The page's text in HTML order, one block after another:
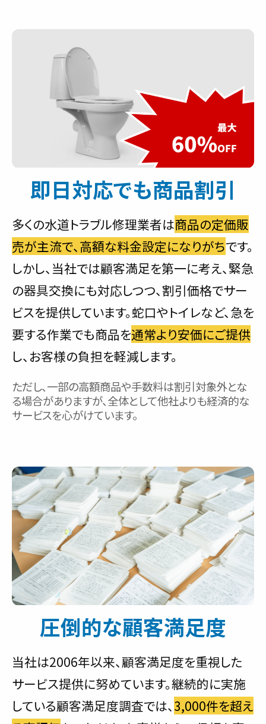
即日対応でも商品割引
多くの水道トラブル修理業者は商品の定価販
売が主流で、高額な料金設定になりがちです。
しかし、当社では顧客満足を第一に考え、緊急
の器具交換にも対応しつつ、割引価格でサー
ビスを提供しています。蛇口やトイレなど、急を
要する作業でも商品を通常より安価にご提供
し、お客様の負担を軽減します。
ただし、一部の高額商品や手数料は割引対象外とな
る場合がありますが、全体として他社よりも経済的な
サービスを心がけています。
圧倒的な顧客満足度
当社は2006年以来、顧客満足度を重視した
サービス提供に努めています。継続的に実施
している顧客満足度調査では、 3,000件を超え